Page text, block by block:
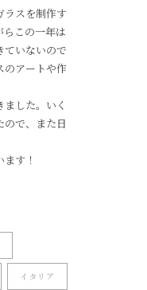
ラスを制作す
らこの一年は
ていないので
のアートや作
した。いく
ので、また日
す！
イタリア